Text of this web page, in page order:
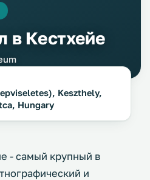
в Кестхейе
Keszthely,
Hungary
- самый крупный в
и